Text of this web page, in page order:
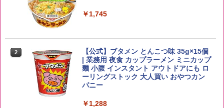
2
野沢農産 無洗米 青い流るる コシヒカリ
5kg 長野県産 令和7年産
￥3,325
お得 4リットル
角瓶 2700ml サントリー ウイスキー ハ
イボール 大容量
￥1,745
2
【公式】ブタメン とんこつ味 35g×15個
| 業務用 夜食 カップラーメン ミニカップ
麺 小腹 インスタント アウトドアにも ロ
ーリングストック 大人買い おやつカン
パニー
￥1,288